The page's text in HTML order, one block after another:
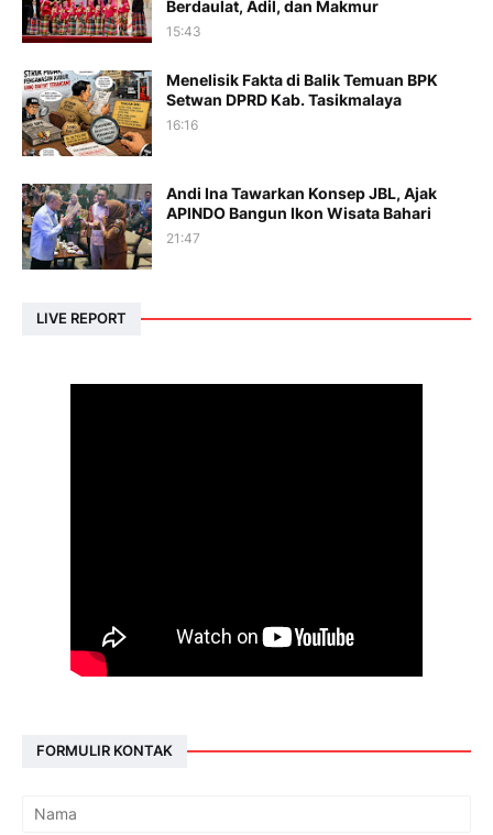
Berdaulat, Adil, dan Makmur
15:43
Menelisik Fakta di Balik Temuan BPK
Setwan DPRD Kab. Tasikmalaya
16:16
Andi Ina Tawarkan Konsep JBL, Ajak
APINDO Bangun Ikon Wisata Bahari
21:47
LIVE REPORT
FORMULIR KONTAK